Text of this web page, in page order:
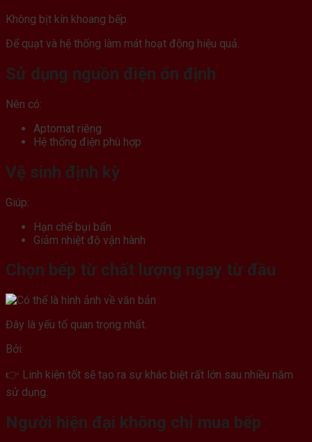
Không bịt kín khoang bếp.
Để quạt và hệ thống làm mát hoạt động hiệu quả.
Sử dụng nguồn điện ổn định
Nên có:
Aptomat riêng
Hệ thống điện phù hợp
Vệ sinh định kỳ
Giúp:
Hạn chế bụi bẩn
Giảm nhiệt độ vận hành
Chọn bếp từ chất lượng ngay từ đầu
Đây là yếu tố quan trọng nhất.
Bởi:
👉 Linh kiện tốt sẽ tạo ra sự khác biệt rất lớn sau nhiều năm
sử dụng.
Người hiện đại không chỉ mua bếp